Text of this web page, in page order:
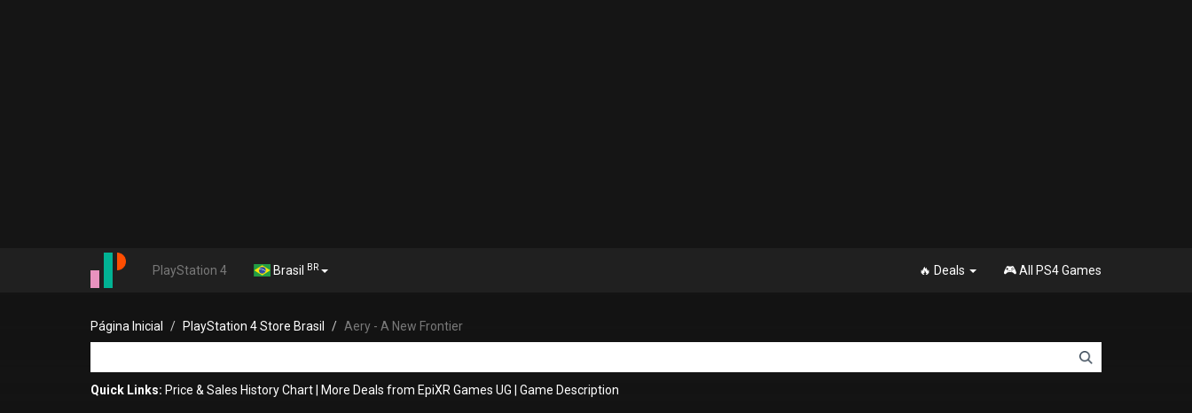
PlayStation 4 Brasil BR 🔥 Deals 🎮 All PS4 Games
Página Inicial PlayStation 4 Store Brasil Aery - A New Frontier
Quick Links: Price & Sales History Chart More Deals from EpiXR Games UG Game Description